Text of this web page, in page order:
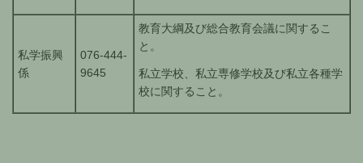
私学振興
係
076-444-
9645
教育大綱及び総合教育会議に関するこ
と。
私立学校、私立専修学校及び私立各種学
校に関すること。